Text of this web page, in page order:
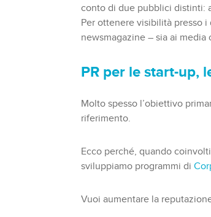
conto di due pubblici distinti:
Per ottenere visibilità presso
newsmagazine – sia ai
PR per le start-up,
Molto spesso l’obiettivo
riferimento.
Ecco perché, quando
sviluppiamo programmi di
Vuoi aumentare la